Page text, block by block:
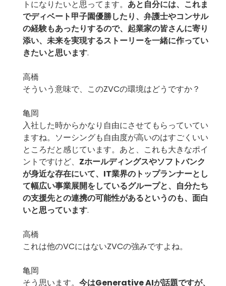
トになりたいと思ってます。 あと自分には、これま
でディベート甲子園優勝したり、弁護士やコンサル
の経験もあったりするので、起業家の皆さんに寄り
添い、未来を実現するストーリーを一緒に作ってい
きたいと思います.
高橋
そういう意味で、このZVCの環境はどうですか？
亀岡
入社した時からかなり自由にさせてもらっていてい
ますね。ソーシングも自由度が高いのはすごくいい
ところだと感じています。あと、これも大きなポイ
ントですけど、 Zホールディングスやソフトバンク
が身近な存在にいて、IT業界のトップランナーとし
て幅広い事業展開をしているグループと、自分たち
の支援先との連携の可能性があるというのも、面白
いと思っています.
高橋
これは他のVCにはないZVCの強みですよね。
亀岡
そう思います。 今はGenerative AIが話題ですが、